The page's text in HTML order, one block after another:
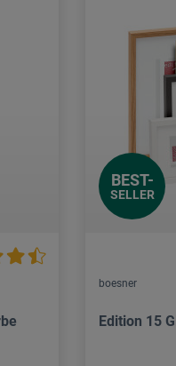
BEST-
SELLER
boesner
Edition 15